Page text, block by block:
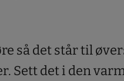
så det står til
Sett det i den